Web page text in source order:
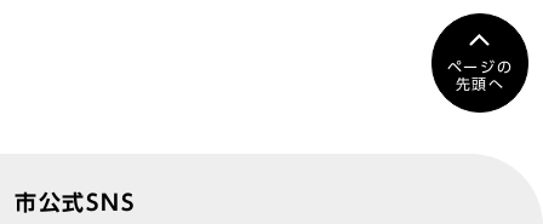
ページの
先頭へ
市公式SNS